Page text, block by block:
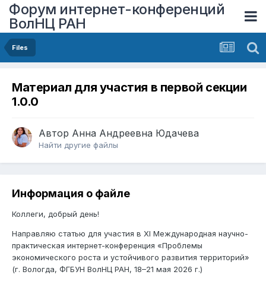
Форум интернет-конференций
ВолНЦ РАН
Files
Материал для участия в первой секции
1.0.0
Автор Анна Андреевна Юдачева
Найти другие файлы
Информация о файле
Коллеги, добрый день!
Направляю статью для участия в XI Международная научно-
практическая интернет-конференция «Проблемы
экономического роста и устойчивого развития территорий»
(г. Вологда, ФГБУН ВолНЦ РАН, 18–21 мая 2026 г.)